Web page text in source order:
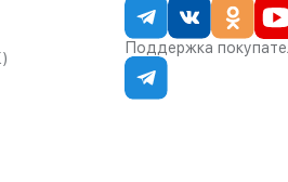
Поддержка